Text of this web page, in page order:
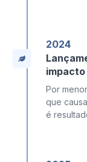
2024
impacto
Por
que
é